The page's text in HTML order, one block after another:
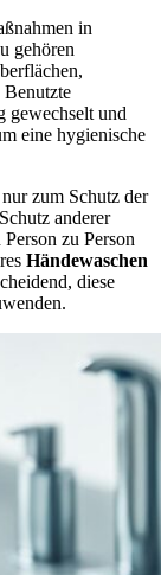
in
gehören
Benutzte
gewechselt und
eine hygienische
zum Schutz der
anderer
zu Person
Händewaschen
diese